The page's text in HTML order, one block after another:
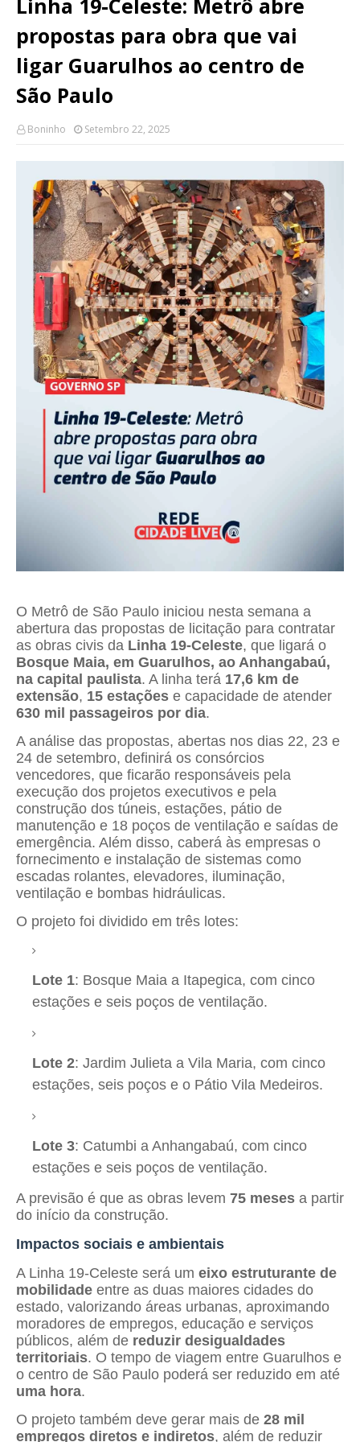
Linha 19-Celeste: Metrô abre
propostas para obra que vai
ligar Guarulhos ao centro de
São Paulo
Boninho Setembro 22, 2025
O Metrô de São Paulo iniciou nesta semana a
abertura das propostas de licitação para contratar
as obras civis da Linha 19-Celeste, que ligará o
Bosque Maia, em Guarulhos, ao Anhangabaú,
na capital paulista. A linha terá 17,6 km de
extensão, 15 estações e capacidade de atender
630 mil passageiros por dia.
A análise das propostas, abertas nos dias 22, 23 e
24 de setembro, definirá os consórcios
vencedores, que ficarão responsáveis pela
execução dos projetos executivos e pela
construção dos túneis, estações, pátio de
manutenção e 18 poços de ventilação e saídas de
emergência. Além disso, caberá às empresas o
fornecimento e instalação de sistemas como
escadas rolantes, elevadores, iluminação,
ventilação e bombas hidráulicas.
O projeto foi dividido em três lotes:
Lote 1: Bosque Maia a Itapegica, com cinco
estações e seis poços de ventilação.
Lote 2: Jardim Julieta a Vila Maria, com cinco
estações, seis poços e o Pátio Vila Medeiros.
Lote 3: Catumbi a Anhangabaú, com cinco
estações e seis poços de ventilação.
A previsão é que as obras levem 75 meses a partir
do início da construção.
Impactos sociais e ambientais
A Linha 19-Celeste será um eixo estruturante de
mobilidade entre as duas maiores cidades do
estado, valorizando áreas urbanas, aproximando
moradores de empregos, educação e serviços
públicos, além de reduzir desigualdades
territoriais. O tempo de viagem entre Guarulhos e
o centro de São Paulo poderá ser reduzido em até
uma hora.
O projeto também deve gerar mais de 28 mil
empregos diretos e indiretos, além de reduzir